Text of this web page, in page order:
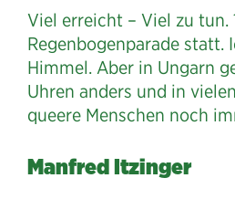
Viel erreicht – Viel zu tun.
Regenbogenparade statt.
Himmel. Aber in Ungarn
Uhren anders und in
queere Menschen noch
Manfred Itzinger